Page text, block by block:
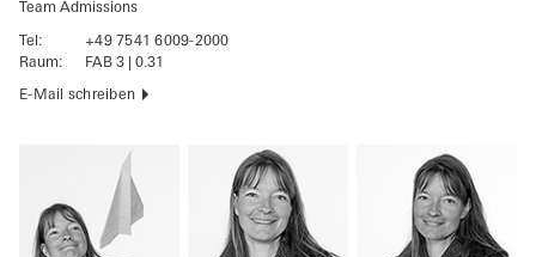
Team Admissions
Tel:
+49 7541 6009-2000
Raum:
FAB 3 | 0.31
E-Mail schreiben